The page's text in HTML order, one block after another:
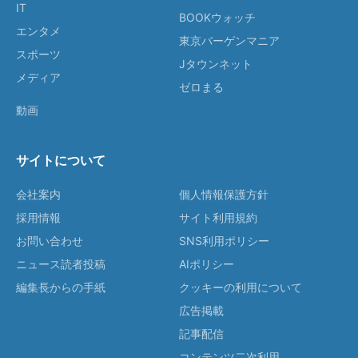
IT
エンタメ
スポーツ
メディア
動画
BOOKウォッチ
東京バーゲンマニア
Jタウンネット
ゼロまる
サイトについて
会社案内
採用情報
お問い合わせ
ニュース読者投稿
編集長からの手紙
個人情報保護方針
サイト利用規約
SNS利用ポリシー
AIポリシー
クッキーの利用について
広告掲載
記事配信